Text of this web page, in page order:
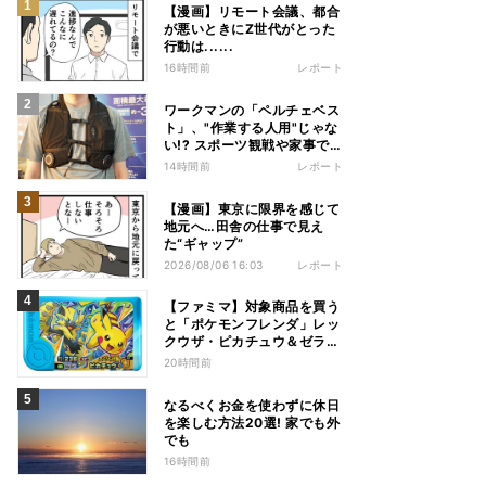
【漫画】リモート会議、都合
が悪いときにZ世代がとった
行動は......
16時間前 レポート
ワークマンの「ペルチェベス
ト」、"作業する人用"じゃな
い!? スポーツ観戦や家事で
の熱中症&冷え対策に――話
14時間前 レポート
【漫画】東京に限界を感じて
地元へ…田舎の仕事で見え
た“ギャップ”
2026/08/06 16:03 レポート
【ファミマ】対象商品を買う
と「ポケモンフレンダ」レッ
クウザ・ピカチュウ＆ゼラオ
ラのスペシャルフレンダピッ
20時間前
なるべくお金を使わずに休日
を楽しむ方法20選! 家でも外
でも
16時間前